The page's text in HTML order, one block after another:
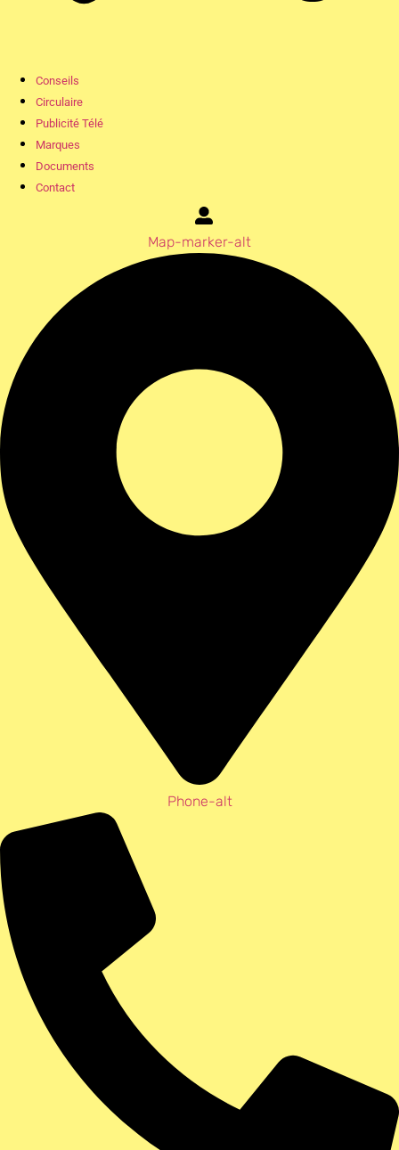
Conseils
Circulaire
Publicité Télé
Marques
Documents
Contact
Map-marker-alt
Phone-alt